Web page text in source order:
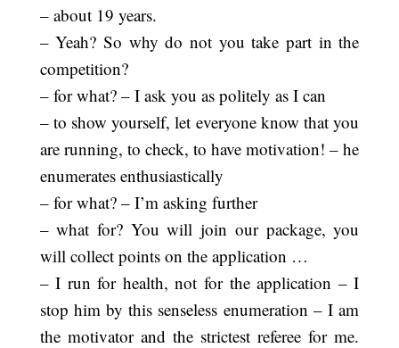
– about 19 years.
– Yeah? So why do not you take part in the
competition?
– for what? – I ask you as politely as I can
– to show yourself, let everyone know that you
are running, to check, to have motivation! – he
enumerates enthusiastically
– for what? – I’m asking further
– what for? You will join our package, you
will collect points on the application …
– I run for health, not for the application – I
stop him by this senseless enumeration – I am
the motivator and the strictest referee for me.